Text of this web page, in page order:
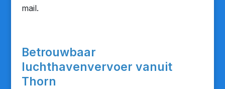
mail.
Betrouwbaar
luchthavenvervoer vanuit
Thorn